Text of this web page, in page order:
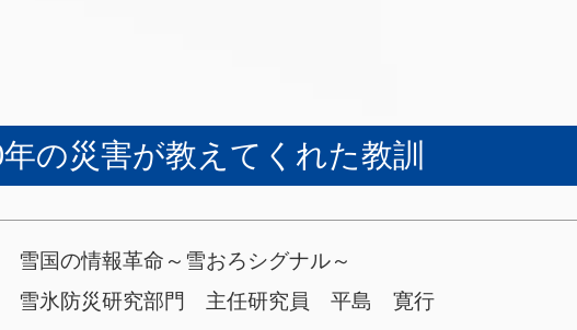
の災害が教えてくれた教訓
雪国の情報革命～雪おろシグナル～
雪氷防災研究部門 主任研究員 平島 寛行